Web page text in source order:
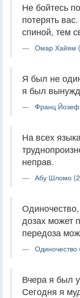
Не бойтесь
потерять
спиной, тем
Омар Хайям
Я был не
я был
Франц Йозеф
На всех
неправ.
Абу Шломо
дозах может
передоза
Одиночество
Вчера я был
Сегодня я